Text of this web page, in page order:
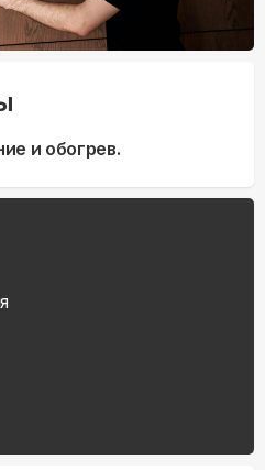
и обогрев.